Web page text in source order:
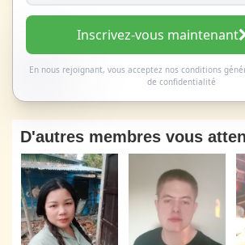
Inscrivez-vous maintenant
En nous rejoignant, vous acceptez nos conditions
de confidentialité
D'autres membres vous